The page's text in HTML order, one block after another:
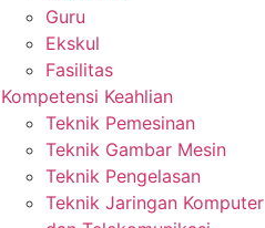
Guru
Ekskul
Fasilitas
Kompetensi Keahlian
Teknik Pemesinan
Teknik Gambar Mesin
Teknik Pengelasan
Teknik Jaringan Komputer